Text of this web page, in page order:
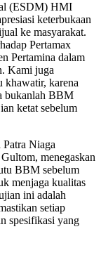
(ESDM) HMI
keterbukaan
ke masyarakat.
Pertamax
Pertamina dalam
Kami juga
khawatir, karena
bukanlah BBM
ketat sebelum
Patra Niaga
menegaskan
BBM sebelum
menjaga kualitas
ini adalah
setiap
spesifikasi yang